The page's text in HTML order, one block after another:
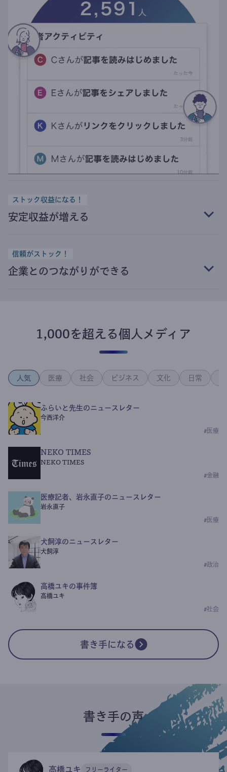
ストック収益になる！
安定収益が増える
信頼がストック！
企業とのつながりができる
1,000を超える個人メディア
人気 医療 社会 ビジネス 文化 日常
ふらいと先生のニュースレター
今西洋介
# 医療
NEKO TIMES
NEKO TIMES
#金融
医療記者、岩永直子のニュースレター
岩永直子
# 医療
犬飼淳のニュースレター
犬飼淳
#政治
高橋ユキの事件簿
高橋ユキ
#社会
書き手になる
書き手の声
高橋ユキ フリーライター